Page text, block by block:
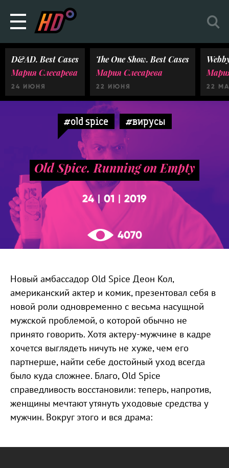
D&AD. Best Cases
Мария Слесарева
24 ИЮНЯ
The One Show. Best Cases
Мария Слесарева
22 ИЮНЯ 22
#old spice #вирусы
Old Spice. Running on Empty
24 01 2019
4070
Новый амбассадор Old Spice Деон Кол,
американский актер и комик, презентовал себя в
новой роли одновременно с весьма насущной
мужской проблемой, о которой обычно не
принято говорить. Хотя актеру-мужчине в кадре
хочется выглядеть ничуть не хуже, чем его
партнерше, найти себе достойный уход всегда
было куда сложнее. Благо, Old Spice
справедливость восстановили: теперь, напротив,
женщины мечтают утянуть уходовые средства у
мужчин. Вокруг этого и вся драма: